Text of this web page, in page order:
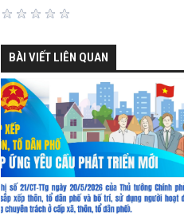
BÀI VIẾT LIÊN QUAN